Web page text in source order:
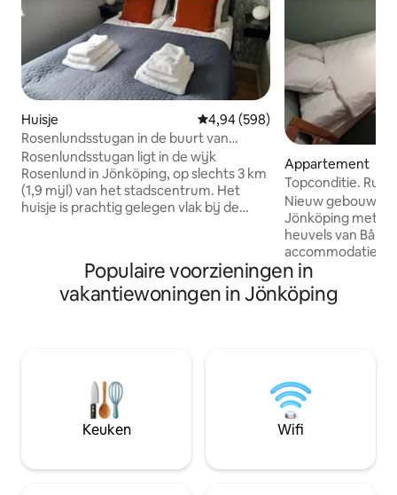
Huisje Gemiddelde beoordeling van
4,94 (598)
Rosenlundsstugan in de buurt van
Vättern, Elmia en het centrum
Rosenlundsstugan ligt in de wijk
Rosenlund in Jönköping, op slechts 3 km
(1,9 mijl) van het stadscentrum. Het
huisje is prachtig gelegen vlak bij de
Je huurt een volledig zelfstandig huisje
met een woonkamer met een
keukenbank en een kitchenette, een
zijn de bedden opgemaakt naargelang
het aantal gasten. Welkom bij
Rosenlundsstugan - moderne cottage
Appartement
Topconditie.
stad en natuur.
Nieuw gebouwd
Jönköping met
heuvels van
accommodatie in
ingang en zelf
villa wonen zijn
kinderen. Comfortabele bedden, één
wasmachine.
moderne
geen airco. Geweldige locatie. Snel te
bereiken vanaf
straat. Op
Populaire voorzieningen in
vakantiewoningen in Jönköping
Keuken Wifi